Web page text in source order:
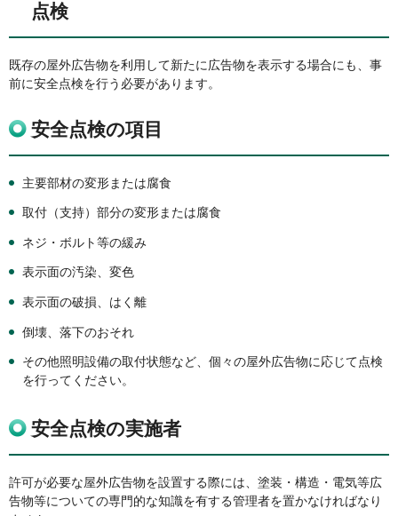
点検
既存の屋外広告物を利用して新たに広告物を表示する場合にも、事
前に安全点検を行う必要があります。
安全点検の項目
主要部材の変形または腐食
取付（支持）部分の変形または腐食
ネジ・ボルト等の緩み
表示面の汚染、変色
表示面の破損、はく離
倒壊、落下のおそれ
その他照明設備の取付状態など、個々の屋外広告物に応じて点検
を行ってください。
安全点検の実施者
許可が必要な屋外広告物を設置する際には、塗装・構造・電気等広
告物等についての専門的な知識を有する管理者を置かなければなり